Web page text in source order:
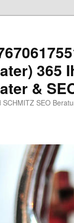
365
&
SCHMITZ SEO